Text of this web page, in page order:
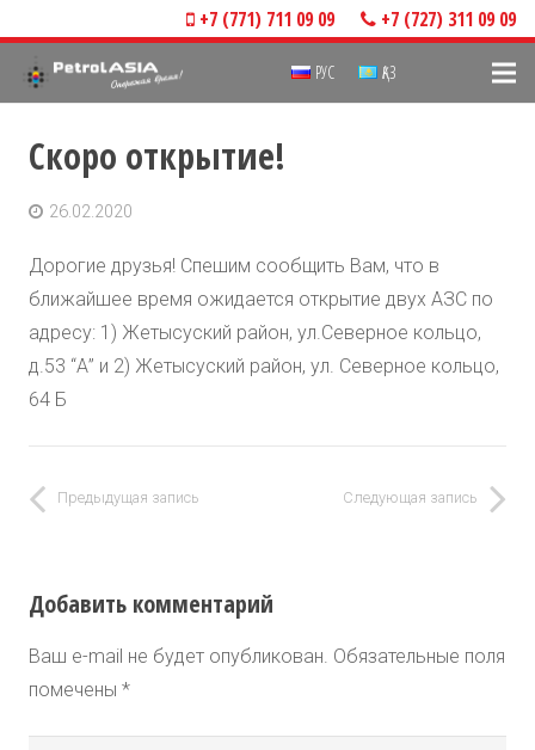
+7 (771) 711 09 09 +7 (727) 311 09 09
РУС ҚАЗ
Скоро открытие!
26.02.2020
Дорогие друзья! Спешим сообщить Вам, что в
ближайшее время ожидается открытие двух АЗС по
адресу: 1) Жетысуский район, ул.Северное кольцо,
д.53 “А” и 2) Жетысуский район, ул. Северное кольцо,
64 Б
Предыдущая запись Следующая запись
Добавить комментарий
Ваш e-mail не будет опубликован. Обязательные поля
помечены *